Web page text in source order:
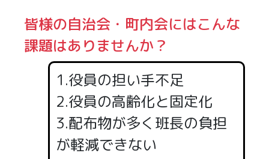
皆様の自治会・町内会にはこんな
課題はありませんか？
1.役員の担い手不足
2.役員の高齢化と固定化
3.配布物が多く班長の負担
が軽減できない